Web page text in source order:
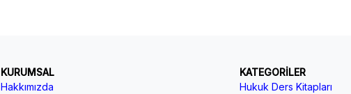
KURUMSAL
Hakkımızda
KATEGORİLER
Hukuk Ders Kitapları